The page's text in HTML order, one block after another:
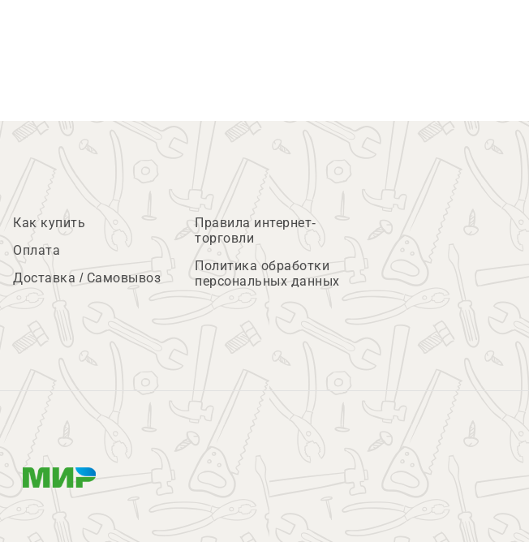
Как купить
Оплата
Доставка / Самовывоз
Правила интернет-
торговли
Политика обработки
персональных данных